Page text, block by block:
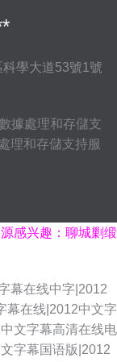
學大道53號1號
據處理和存儲支
理和存儲支持服
感兴趣：聊城剿缎
幕在线中字|2012
幕在线|2012中文字
文字幕高清在线电
字幕国语版|2012